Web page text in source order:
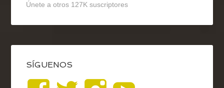
Únete a otros 127K suscriptores
SÍGUENOS